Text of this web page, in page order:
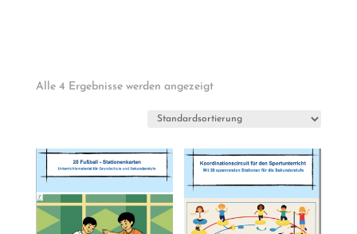
Alle 4 Ergebnisse werden angezeigt